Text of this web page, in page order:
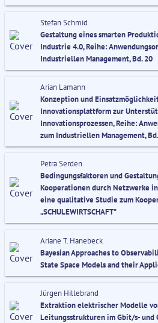
Stefan Schmid
Gestaltung eines smarten
Industrie 4.0, Reihe:
Industriellen Management, Bd. 20
Arian Lamann
Konzeption und
Innovationsplattform zur
Innovationsprozessen, Reihe:
zum Industriellen Management,
Petra Serden
Bedingungsfaktoren und
Kooperationen durch Netzwerke
eine qualitative Studie zum
„SCHULEWIRTSCHAFT"
Ariane T. Hanebeck
Bayesian Approaches to
State Space Models and their
Jürgen Hillebrand
Extraktion elektrischer Modelle
Leitungsstrukturen im Gbit/s- und